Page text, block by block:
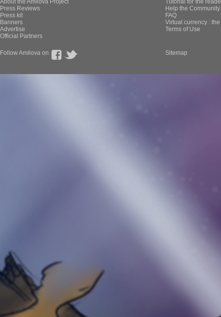
About the Amilova Project
Press Reviews
Press kit
Banners
Advertise
Official Partners
Tutorial for the
Help the
FAQ
Virtual currency :
Terms of Use
Follow Amilova on Sitemap